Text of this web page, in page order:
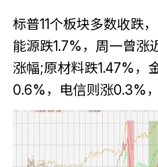
标普11个板块多数收跌
能源跌1.7%，周一曾涨
涨幅;原材料跌1.47%，
0.6%，电信则涨0.3%